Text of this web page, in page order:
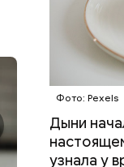
Фото: Pexels
Дыни
узнала у